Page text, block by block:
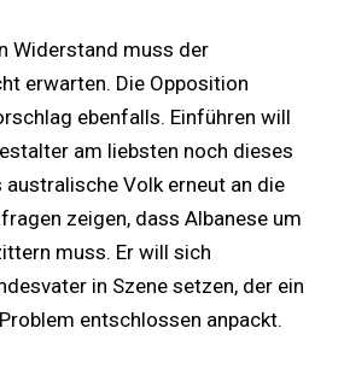
Widerstand muss der
erwarten. Die Opposition
ebenfalls. Einführen will
am liebsten noch dieses
Volk erneut an die
zeigen, dass Albanese um
muss. Er will sich
in Szene setzen, der ein
entschlossen anpackt.